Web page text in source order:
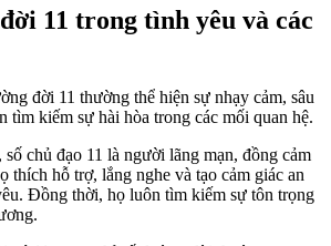
11 trong tình yêu và các
đời 11 thường thể hiện sự nhạy cảm, sâu
tìm kiếm sự hài hòa trong các mối quan hệ.
chủ đạo 11 là người lãng mạn, đồng cảm
thích hỗ trợ, lắng nghe và tạo cảm giác an
Đồng thời, họ luôn tìm kiếm sự tôn trọng